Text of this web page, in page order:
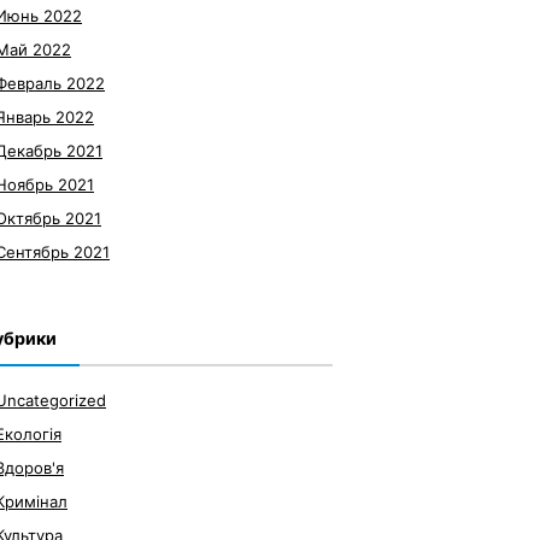
2022
2022
2022
2022
2021
2021
2021
2021